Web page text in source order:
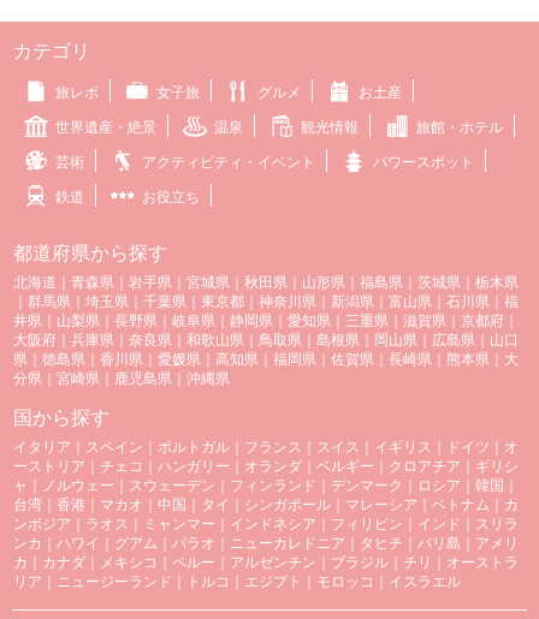
カテゴリ
旅レポ 女子旅 グルメ お土産
世界遺産・絶景 温泉 観光情報 旅館・ホテル
芸術 アクティビティ・イベント パワースポット
鉄道 お役立ち
都道府県から探す
北海道 ｜青森県 ｜岩手県 ｜宮城県 ｜秋田県 山形県 ｜福島県 ｜茨城県 ｜栃木県
群馬県 ｜埼玉県 ｜千葉県 東京都 ｜神奈川県 新潟県 ｜富山県 ｜石川県 ｜福
井県
山梨県 ｜長野県 ｜岐阜県 静岡県 ｜愛知県 三重県 ｜滋賀県 ｜京都府
大阪府 ｜兵庫県 ｜奈良県 ｜和歌山県 ｜鳥取県 ｜島根県 岡山県 広島県
山口
県 ｜徳島県 ｜香川県 ｜愛媛県 ｜高知県 ｜福岡県 ｜佐賀県 ｜長崎県 熊本県
大
分県 ｜宮崎県 鹿児島県 ｜沖縄県
国から探す
イタリア スペイン ｜ポルトガル フランス スイス イギリス ドイツ
オ
ーストリア ｜チェコ ｜ハンガリー オランダ ｜ベルギー クロアチア
ギリシ
ャ
ノルウェー スウェーデン フィンランド デンマーク ロシア ｜韓国
台湾 ｜香港 マカオ ｜中国 タイ シンガポール マレーシア ｜ベトナム
カ
ンボジア
ラオス ミャンマー インドネシア フィリピン インド
スリラ
ンカ
｜ハワイ グアム ｜パラオ ニューカレドニア タヒチ ｜バリ島
アメリ
カ
カナダ メキシコ ｜ペルー アルゼンチン ブラジル ｜チリ
オーストラ
リア
ニュージーランド トルコ エジプト モロッコ イスラエル